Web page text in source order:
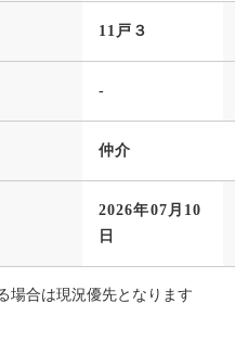
11戸３
-
仲介
2026年07月10
日
場合は現況優先となります